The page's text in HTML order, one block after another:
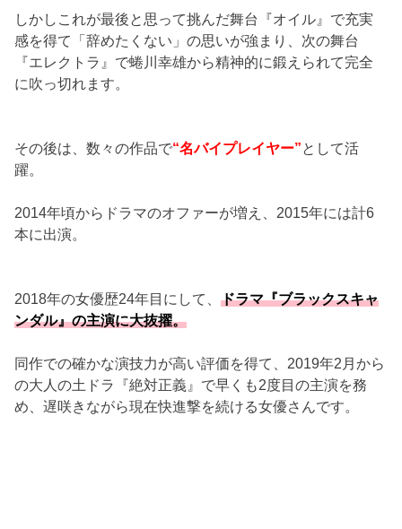
しかしこれが最後と思って挑んだ舞台『オイル』で充実
感を得て「辞めたくない」の思いが強まり、次の舞台
『エレクトラ』で蜷川幸雄から精神的に鍛えられて完全
に吹っ切れます。
その後は、数々の作品で“名バイプレイヤー”として活
躍。
2014年頃からドラマのオファーが増え、2015年には計6
本に出演。
2018年の女優歴24年目にして、ドラマ『ブラックスキャ
ンダル』の主演に大抜擢。
同作での確かな演技力が高い評価を得て、2019年2月から
の大人の土ドラ『絶対正義』で早くも2度目の主演を務
め、遅咲きながら現在快進撃を続ける女優さんです。